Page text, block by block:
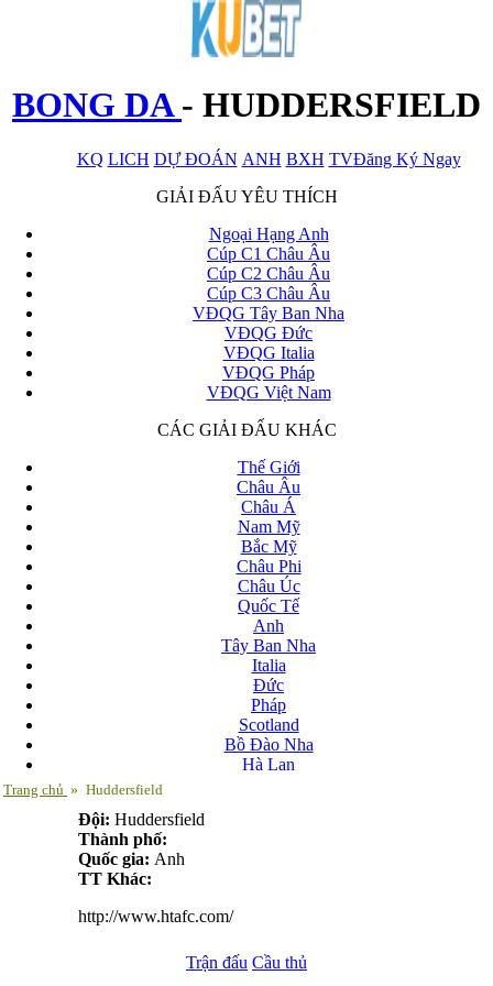
BONG DA- HUDDERSFIELD
KQ LICH DỰ ĐOÁN ANH BXH TVĐăng Ký Ngay
x
GIẢI ĐẤU YÊU THÍCH
Ngoại Hạng Anh
Cúp C1 Châu Âu
Cúp C2 Châu Âu
Cúp C3 Châu Âu
VĐQG Tây Ban Nha
VĐQG Đức
VĐQG Italia
VĐQG Pháp
VĐQG Việt Nam
CÁC GIẢI ĐẤU KHÁC
Thế Giới
Châu Âu
Châu Á
Nam Mỹ
Bắc Mỹ
Châu Phi
Châu Úc
Quốc Tế
Anh
Tây Ban Nha
Italia
Đức
Pháp
Scotland
Bồ Đào Nha
Hà Lan
Bosnia-Herzgovina
Bắc Ireland
Trang chủ » Huddersfield
Đội: Huddersfield
Thành phố:
Quốc gia: Anh
TT Khác:
http://www.htafc.com/
Trận đấu Cầu thủ